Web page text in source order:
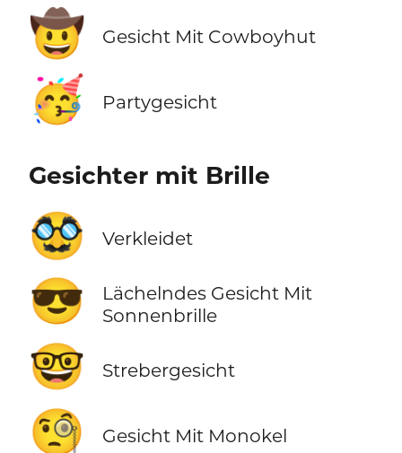
🤠 Gesicht Mit Cowboyhut
🥳 Partygesicht
Gesichter mit Brille
🥸 Verkleidet
😎
Lächelndes Gesicht Mit
Sonnenbrille
🤓 Strebergesicht
🧐 Gesicht Mit Monokel